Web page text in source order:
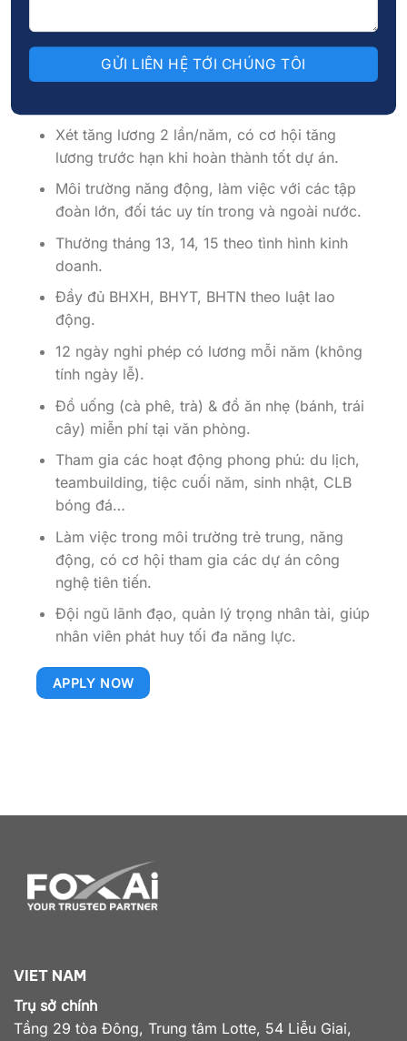
kinh nghiệm + thưởng dự án hấp dẫn.
Chia cổ tức đặc biệt cho nhân viên dựa trên
Xét tăng lương 2 lần/năm, có cơ hội tăng
lương trước hạn khi hoàn thành tốt dự án.
Môi trường năng động, làm việc với các tập
đoàn lớn, đối tác uy tín trong và ngoài nước.
Thưởng tháng 13, 14, 15 theo tình hình kinh
doanh.
Đầy đủ BHXH, BHYT, BHTN theo luật lao
động.
12 ngày nghỉ phép có lương mỗi năm (không
tính ngày lễ).
Đồ uống (cà phê, trà) & đồ ăn nhẹ (bánh, trái
cây) miễn phí tại văn phòng.
Tham gia các hoạt động phong phú: du lịch,
teambuilding, tiệc cuối năm, sinh nhật, CLB
bóng đá…
Làm việc trong môi trường trẻ trung, năng
động, có cơ hội tham gia các dự án công
nghệ tiên tiến.
Đội ngũ lãnh đạo, quản lý trọng nhân tài, giúp
nhân viên phát huy tối đa năng lực.
APPLY NOW
VIET NAM
Trụ sở chính
Tầng 29 tòa Đông, Trung tâm Lotte, 54 Liễu Giai,